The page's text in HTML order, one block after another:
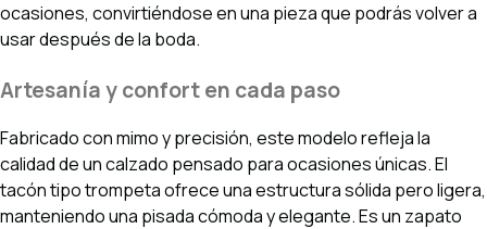
ocasiones, convirtiéndose en una pieza que podrás volver a
usar después de la boda.
Artesanía y confort en cada paso
Fabricado con mimo y precisión, este modelo refleja la
calidad de un calzado pensado para ocasiones únicas. El
tacón tipo trompeta ofrece una estructura sólida pero ligera,
manteniendo una pisada cómoda y elegante. Es un zapato